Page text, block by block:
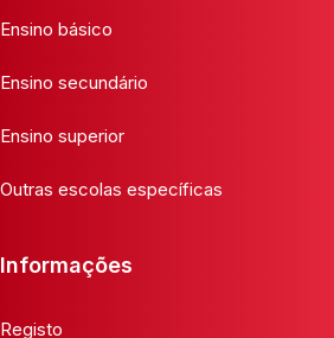
Ensino básico
Ensino secundário
Ensino superior
Outras escolas específicas
Informações
Registo